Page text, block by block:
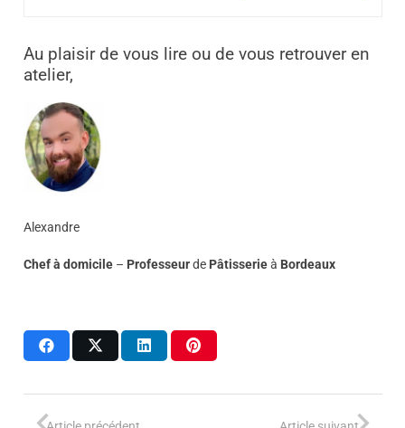
Au plaisir de vous lire ou de vous retrouver en
atelier,
Alexandre
Chef à domicile– Professeurde Pâtisserieà Bordeaux